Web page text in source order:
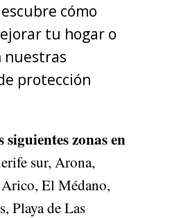
cómo
tu hogar o
nuestras
protección
zonas en
sur, Arona,
El Médano,
Playa de Las